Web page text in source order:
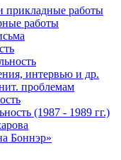
прикладные работы
работы
интервью и др.
проблемам
(1987 - 1989 гг.)
Боннэр»